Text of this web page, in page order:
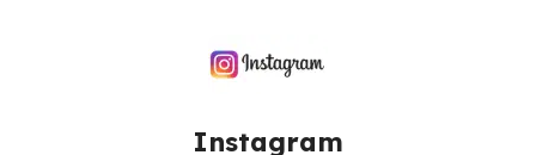
Instagram